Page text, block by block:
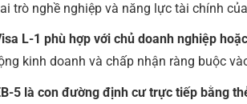
trò nghề nghiệp và năng lực tài chính
L-1 phù hợp với chủ doanh nghiệp
kinh doanh và chấp nhận ràng buộc
5 là con đường định cư trực tiếp bằng